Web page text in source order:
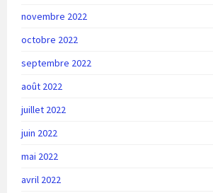
novembre 2022
octobre 2022
septembre 2022
août 2022
juillet 2022
juin 2022
mai 2022
avril 2022